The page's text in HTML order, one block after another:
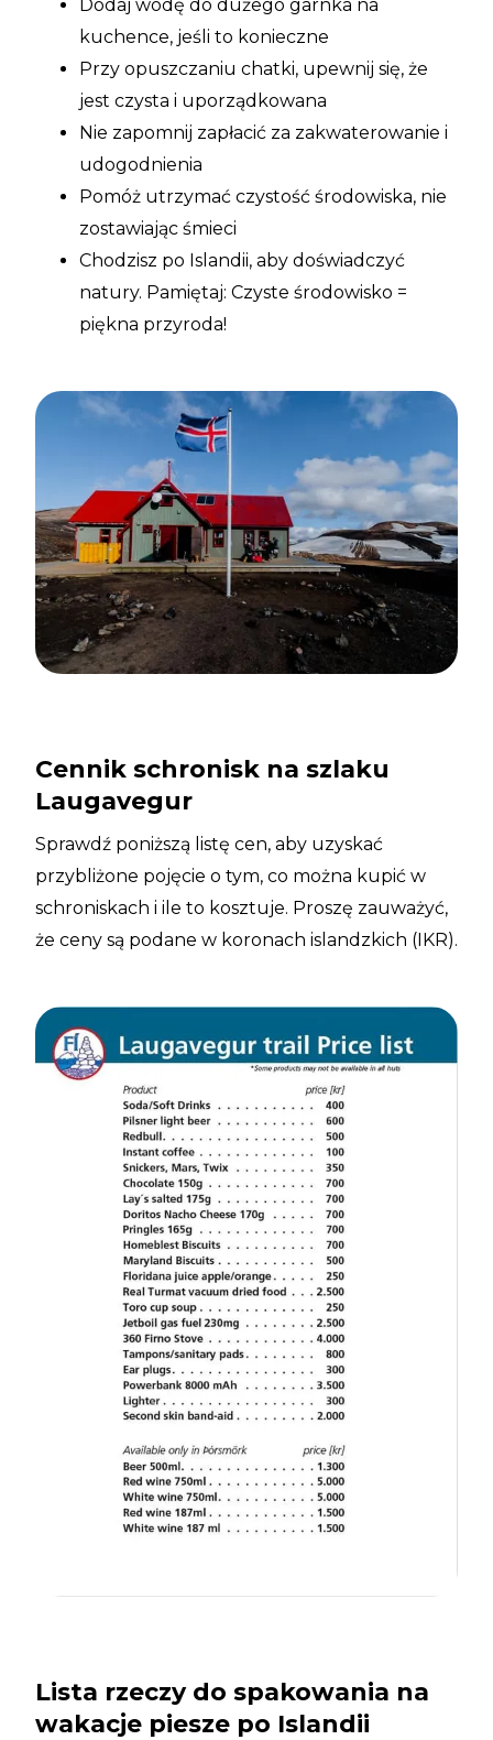
Dodaj wodę do dużego garnka na
kuchence, jeśli to konieczne
Przy opuszczaniu chatki, upewnij się, że
jest czysta i uporządkowana
Nie zapomnij zapłacić za zakwaterowanie i
udogodnienia
Pomóż utrzymać czystość środowiska, nie
zostawiając śmieci
Chodzisz po Islandii, aby doświadczyć
natury. Pamiętaj: Czyste środowisko =
piękna przyroda!
Cennik schronisk na szlaku
Laugavegur
Sprawdź poniższą listę cen, aby uzyskać
przybliżone pojęcie o tym, co można kupić w
schroniskach i ile to kosztuje. Proszę zauważyć,
że ceny są podane w koronach islandzkich (IKR).
Lista rzeczy do spakowania na
wakacje piesze po Islandii